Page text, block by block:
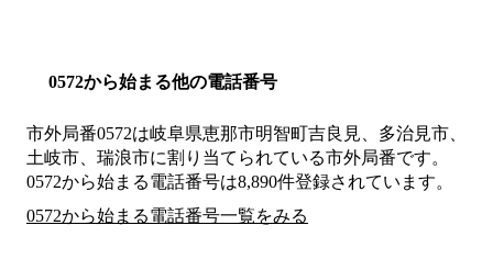
0572から始まる他の電話番号
市外局番0572は岐阜県恵那市明智町吉良見、多治見市、
土岐市、瑞浪市に割り当てられている市外局番です。
0572から始まる電話番号は8,890件登録されています。
0572から始まる電話番号一覧をみる